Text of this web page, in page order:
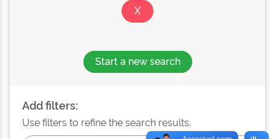
Start a new search
Add filters:
Use filters to refine the search results.